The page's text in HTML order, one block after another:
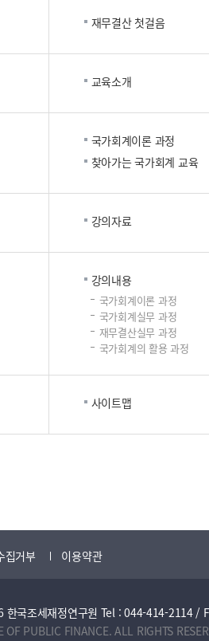
재무결산 첫걸음
교육소개
국가회계이론 과정
찾아가는 국가회계 교육
강의자료
강의내용
국가회계이론 과정
국가회계실무 과정
재무결산실무 과정
국가회계의 활용 과정
사이트맵
집거부 이용약관
한국조세재정연구원 Tel : 044-414-2114
PUBLIC FINANCE. ALL RIGHTS